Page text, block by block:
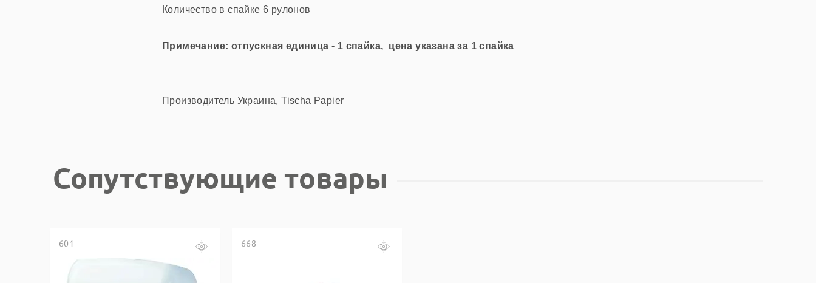
Количество в спайке 6 рулонов
Примечание: отпускная единица - 1 спайка, цена указана за 1 спайка
Производитель Украина, Tischa Papier
Сопутствующие товары
601 668